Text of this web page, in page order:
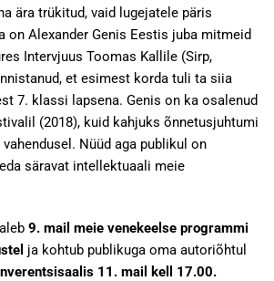
ära trükitud, vaid lugejatele päris
on Alexander Genis Eestis juba mitmeid
Intervjuus Toomas Kallile (Sirp,
et esimest korda tuli ta siia
7. klassi lapsena. Genis on ka osalenud
(2018), kuid kahjuks õnnetusjuhtumi
Nüüd aga publikul on
säravat intellektuaali meie
9. mail meie venekeelse programmi
ja kohtub publikuga oma autoriõhtul
11. mail kell 17.00.